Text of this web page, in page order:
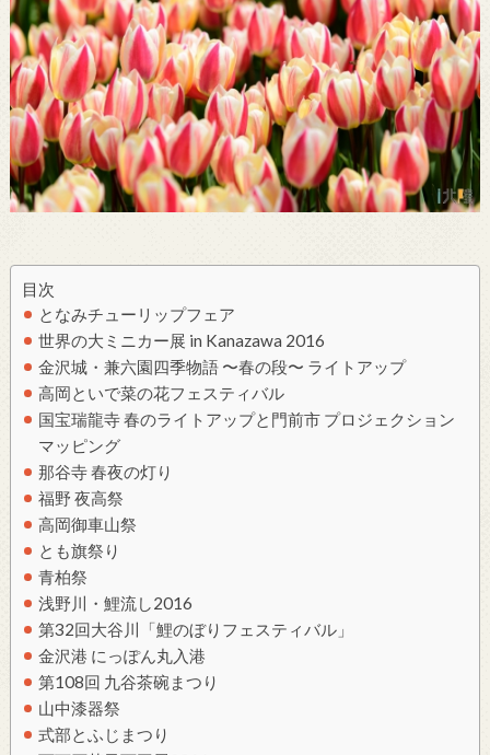
目次
となみチューリップフェア
世界の大ミニカー展 in Kanazawa 2016
金沢城・兼六園四季物語 〜春の段〜 ライトアップ
高岡といで菜の花フェスティバル
国宝瑞龍寺 春のライトアップと門前市 プロジェクション
マッピング
那谷寺 春夜の灯り
福野 夜高祭
高岡御車山祭
とも旗祭り
青柏祭
浅野川・鯉流し2016
第32回大谷川「鯉のぼりフェスティバル」
金沢港 にっぽん丸入港
第108回 九谷茶碗まつり
山中漆器祭
式部とふじまつり